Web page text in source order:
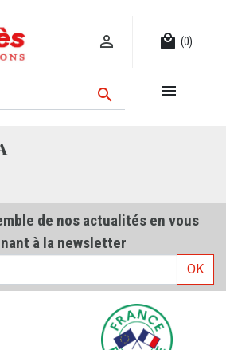
 local_mall (0)
 
de nos actualités en vous
à la newsletter
OK